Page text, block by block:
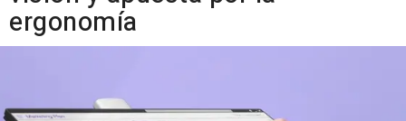
ergonomía